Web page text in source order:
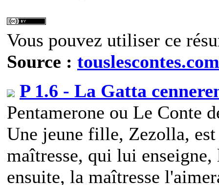
Vous pouvez utiliser ce
Source : touslescontes.com
P 1.6 - La Gatta
Pentamerone ou Le Conte
Une jeune fille, Zezolla,
maîtresse, qui lui
ensuite, la maîtresse